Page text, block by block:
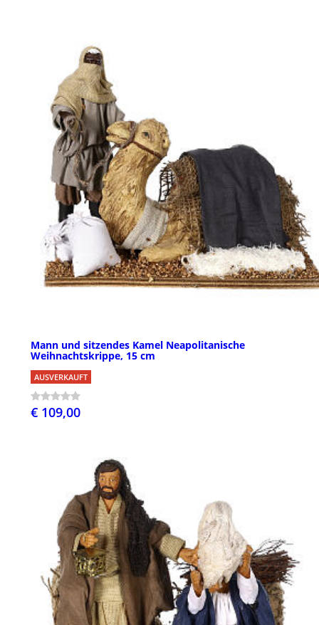
Mann und sitzendes Kamel Neapolitanische
Weihnachtskrippe, 15 cm
AUSVERKAUFT
€ 109,00